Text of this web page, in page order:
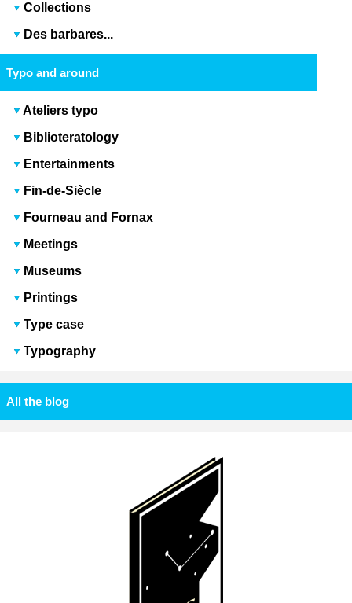
Collections
Des barbares...
Typo and around
Ateliers typo
Biblioteratology
Entertainments
Fin-de-Siècle
Fourneau and Fornax
Meetings
Museums
Printings
Type case
Typography
All the blog